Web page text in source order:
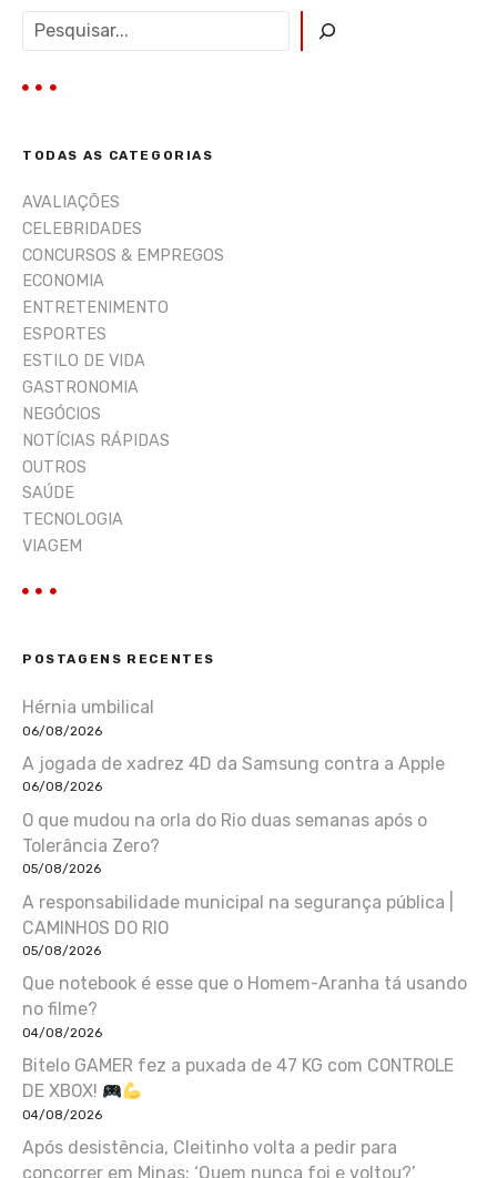
e
n
q
s
r
TODAS AS CATEGORIAS
AVALIAÇÕES
CELEBRIDADES
CONCURSOS & EMPREGOS
ECONOMIA
ENTRETENIMENTO
ESPORTES
ESTILO DE VIDA
GASTRONOMIA
NEGÓCIOS
NOTÍCIAS RÁPIDAS
OUTROS
SAÚDE
TECNOLOGIA
VIAGEM
POSTAGENS RECENTES
Hérnia umbilical
06/08/2026
A jogada de xadrez 4D da Samsung contra a Apple
06/08/2026
O que mudou na orla do Rio duas semanas após o
Tolerância Zero?
05/08/2026
A responsabilidade municipal na segurança pública |
CAMINHOS DO RIO
05/08/2026
Que notebook é esse que o Homem-Aranha tá usando
no filme?
04/08/2026
Bitelo GAMER fez a puxada de 47 KG com CONTROLE
DE XBOX!
04/08/2026
Após desistência, Cleitinho volta a pedir para
concorrer em Minas: ‘Quem nunca foi e voltou?’